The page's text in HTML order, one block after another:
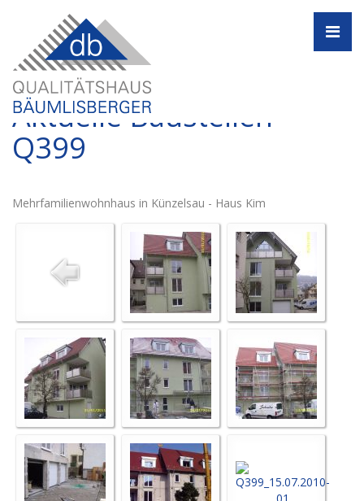
Aktuelle Baustellen -
Q399
Mehrfamilienwohnhaus in Künzelsau - Haus Kim